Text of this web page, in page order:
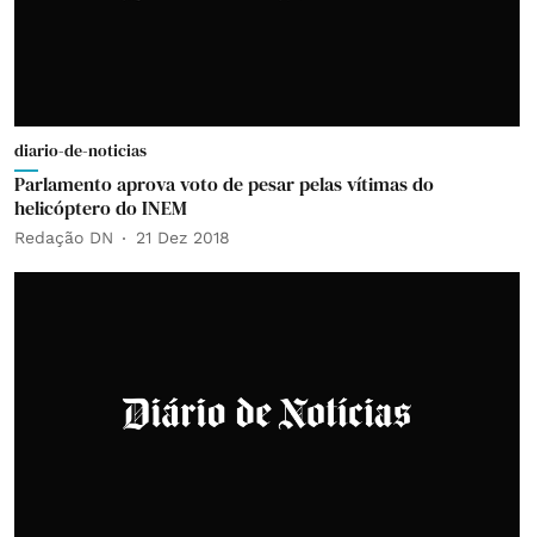
diario-de-noticias
Parlamento aprova voto de pesar pelas vítimas do
helicóptero do INEM
Redação DN 21 Dez 2018